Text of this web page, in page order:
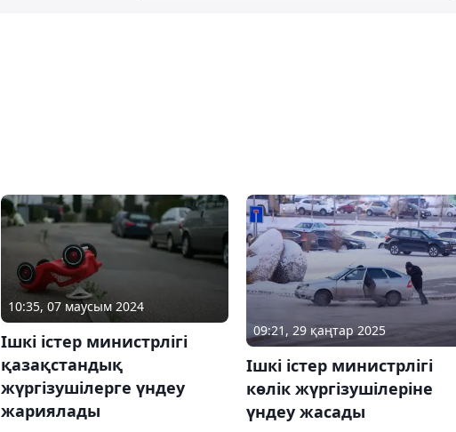
10:35, 07 маусым 2024
Ішкі істер министрлігі
қазақстандық
жүргізушілерге үндеу
жариялады
09:21, 29 қаңтар 2025
Ішкі істер министрлігі
көлік жүргізушілеріне
үндеу жасады